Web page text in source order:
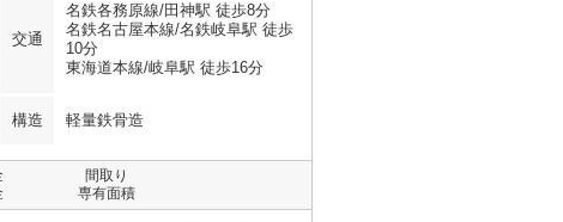
交通
名鉄各務原線/田神駅 徒歩8分
名鉄名古屋本線/名鉄岐阜駅 徒歩
10分
東海道本線/岐阜駅 徒歩16分
構造 軽量鉄骨造
間取り
専有面積